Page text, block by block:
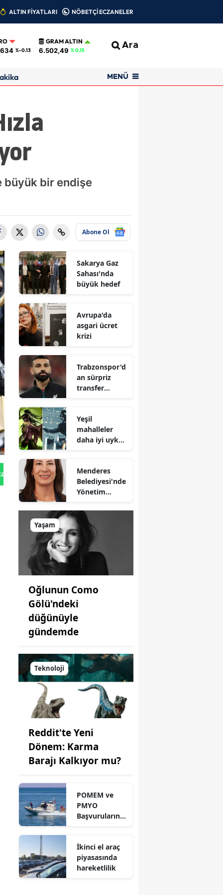
ALTIN FİYATLARI NÖBETÇİ ECZANELER
%-0.13
GRAM ALTIN
6.502,49 % 0,15 Ara
MENÜ
büyük bir endişe
Abone Ol
Gönder
Sakarya Gaz
Sahası'nda
büyük hedef
Avrupa'da
asgari ücret
krizi
Trabzonspor'd
an sürpriz
transfer
Yeşil
mahalleler
daha iyi uyku
Menderes
Belediyesi'nde
Yönetim
Yaşam
Oğlunun Como
Gölü'ndeki
düğünüyle
gündemde
Teknoloji
Reddit'te Yeni
Dönem: Karma
Barajı Kalkıyor mu?
POMEM ve
PMYO
Başvurularınd
İkinci el araç
piyasasında
hareketlilik